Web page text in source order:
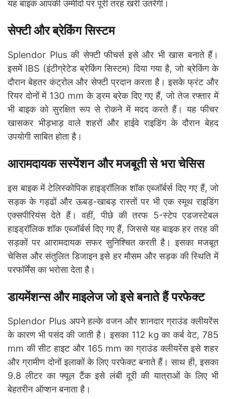
यह बाइक आपकी उम्मीदों पर पूरी तरह खरी उतरेगी।
सेफ्टी और ब्रेकिंग सिस्टम
Splendor Plus की सेफ्टी फीचर्स इसे और भी खास बनाते हैं।
इसमें IBS (इंटीग्रेटेड ब्रेकिंग सिस्टम) दिया गया है, जो ब्रेकिंग के
दौरान बेहतर कंट्रोल और सेफ्टी प्रदान करता है। इसके फ्रंट और
रियर दोनों में 130 mm के ड्रम ब्रेक दिए गए हैं, जो तेज रफ्तार में
भी बाइक को सुरक्षित रूप से रोकने में मदद करते हैं। यह फीचर
खासकर भीड़भाड़ वाले शहरों और हाईवे राइडिंग के दौरान बेहद
उपयोगी साबित होता है।
आरामदायक सस्पेंशन और मजबूती से भरा चेसिस
इस बाइक में टेलिस्कोपिक हाइड्रॉलिक शॉक एब्जॉर्बर्स दिए गए हैं, जो
सड़क के गड्ढों और ऊबड़-खाबड़ रास्तों पर भी एक स्मूथ राइडिंग
एक्सपीरियंस देते हैं। वहीं, पीछे की तरफ 5-स्टेप एडजस्टेबल
हाइड्रॉलिक शॉक एब्जॉर्बर्स दिए गए हैं, जिससे यह बाइक हर तरह की
सड़कों पर आरामदायक सफर सुनिश्चित करती है। इसका मजबूत
चेसिस और संतुलित डिजाइन इसे हर मौसम और सड़क की स्थिति में
परफॉर्मेंस का भरोसा देता है।
डायमेंशन्स और माइलेज जो इसे बनाते हैं परफेक्ट
Splendor Plus अपने हल्के वजन और शानदार ग्राउंड क्लीयरेंस
के कारण भी पसंद की जाती है। इसका 112 kg का कर्ब वेट, 785
mm की सीट हाइट और 165 mm का ग्राउंड क्लीयरेंस इसे शहर
और ग्रामीण दोनों इलाकों के लिए परफेक्ट बनाते हैं। साथ ही, इसका
9.8 लीटर का फ्यूल टैंक इसे लंबी दूरी की यात्राओं के लिए भी
बेहतरीन ऑप्शन बनाता है।